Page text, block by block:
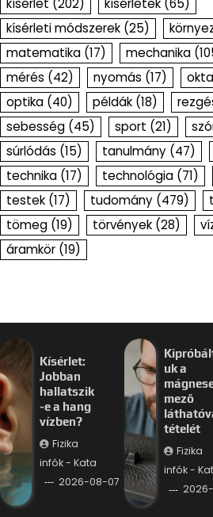
kísérlet (202) kísérletek (65)
kísérleti módszerek (25)
matematika (17) mechanika
mérés (42) nyomás (17)
optika (40) példák (18)
sebesség (45) sport (21)
súrlódás (15) tanulmány (47)
technika (17) technológia (71)
testek (17) tudomány (479)
tömeg (19) törvények (28)
áramkör (19)
Kísérlet:
Jobban
hallatszik
-e a hang
vízben?
Fizika
infók - Kata
2026-08-07
uk a
mező
tételét
Fizika
infók -